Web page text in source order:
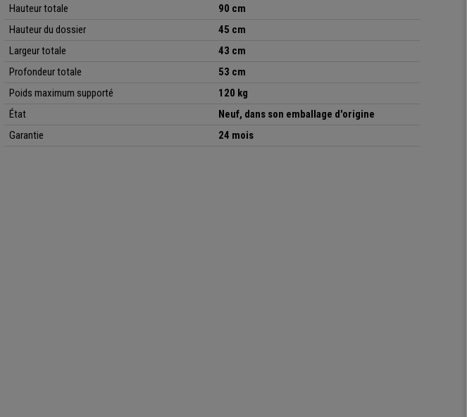
Hauteur totale
90 cm
Hauteur du dossier
45 cm
Largeur totale
43 cm
Profondeur totale
53 cm
Poids maximum supporté
120 kg
État
Neuf, dans son emballage d'origine
Garantie
24 mois